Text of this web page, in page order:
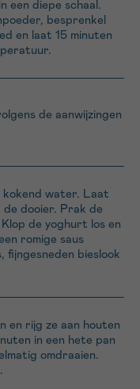
een diepe schaal.
besprenkel
en laat 15 minuten
de aanwijzingen
kokend water. Laat
de dooier. Prak de
de yoghurt los en
romige saus
fijngesneden bieslook
en rijg ze aan houten
in een hete pan
omdraaien.